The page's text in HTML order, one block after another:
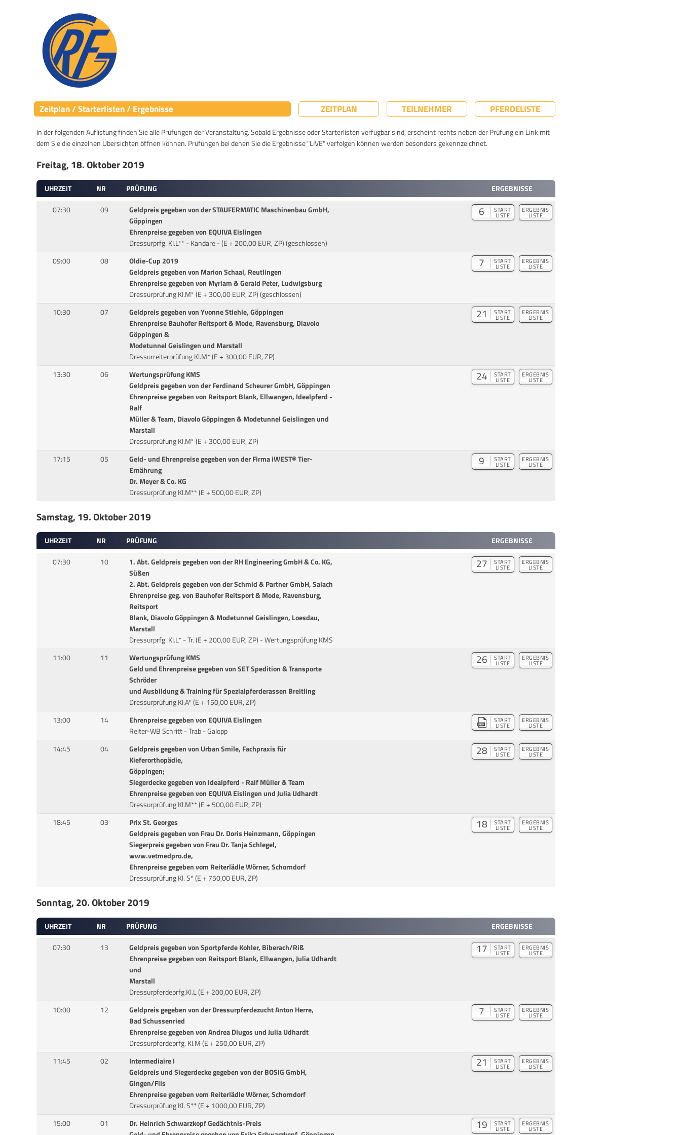
Zeitplan / Starterlisten / Ergebnisse ZEITPLAN TEILNEHMER PFERDELISTE
In der folgenden Auflistung finden Sie alle Prüfungen der Veranstaltung. Sobald Ergebnisse oder Starterlisten verfügbar sind, erscheint rechts neben der Prüfung ein Link mit
dem Sie die einzelnen Übersichten öffnen können. Prüfungen bei denen Sie die Ergebnisse "LIVE" verfolgen können werden besonders gekennzeichnet.
Freitag, 18. Oktober 2019
UHRZEIT NR PRÜFUNG
ERGEBNISSE
07:30
09
Geldpreis gegeben von der STAUFERMATIC Maschinenbau GmbH,
Göppingen
Ehrenpreise gegeben von EQUIVA Eislingen
Dressurprfg. Kl.L** - Kandare - (E + 200,00 EUR, ZP) (geschlossen)
6 START
LISTE
ERGEBNIS
LISTE
09:00 08
Oldie-Cup 2019
Geldpreis gegeben von Marion Schaal, Reutlingen
Ehrenpreise gegeben von Myriam & Gerald Peter, Ludwigsburg
Dressurprüfung Kl.M* (E + 300,00 EUR, ZP) (geschlossen)
7 START
LISTE
ERGEBNIS
LISTE
10:30 07
Geldpreis gegeben von Yvonne Stiehle, Göppingen
Ehrenpreise Bauhofer Reitsport & Mode, Ravensburg, Diavolo
Göppingen &
Modetunnel Geislingen und Marstall
Dressurreiterprüfung Kl.M* (E + 300,00 EUR, ZP)
21 START
LISTE
ERGEBNIS
LISTE
13:30 06
Wertungsprüfung KMS
Geldpreis gegeben von der Ferdinand Scheurer GmbH, Göppingen
Ehrenpreise gegeben von Reitsport Blank, Ellwangen, Idealpferd -
Ralf
Müller & Team, Diavolo Göppingen & Modetunnel Geislingen und
Marstall
Dressurprüfung Kl.M* (E + 300,00 EUR, ZP)
24 START
LISTE
ERGEBNIS
LISTE
17:15 05
Geld- und Ehrenpreise gegeben von der Firma iWEST® Tier-
Ernährung
Dr. Meyer & Co. KG
Dressurprüfung Kl.M** (E + 500,00 EUR, ZP)
9 START
LISTE
ERGEBNIS
LISTE
Samstag, 19. Oktober 2019
UHRZEIT NR PRÜFUNG
ERGEBNISSE
07:30
10
1. Abt. Geldpreis gegeben von der RH Engineering GmbH & Co. KG,
Süßen
2. Abt. Geldpreis gegeben von der Schmid & Partner GmbH, Salach
Ehrenpreise geg. von Bauhofer Reitsport & Mode, Ravensburg,
Reitsport
Blank, Diavolo Göppingen & Modetunnel Geislingen, Loesdau,
Marstall
Dressurprfg. Kl.L* - Tr. (E + 200,00 EUR, ZP) - Wertungsprüfung KMS
27 START
LISTE
ERGEBNIS
LISTE
11:00 11
Wertungsprüfung KMS
Geld und Ehrenpreise gegeben von SET Spedition & Transporte
Schröder
und Ausbildung & Training für Spezialpferderassen Breitling
Dressurprüfung Kl.A* (E + 150,00 EUR, ZP)
26 START
LISTE
ERGEBNIS
LISTE
13:00 14
Ehrenpreise gegeben von EQUIVA Eislingen
Reiter-WB Schritt - Trab - Galopp
START
LISTE
ERGEBNIS
LISTE
14:45 04
Geldpreis gegeben von Urban Smile, Fachpraxis für
Kieferorthopädie,
Göppingen;
Siegerdecke gegeben von Idealpferd - Ralf Müller & Team
Ehrenpreise gegeben von EQUIVA Eislingen und Julia Udhardt
Dressurprüfung Kl.M** (E + 500,00 EUR, ZP)
28 START
LISTE
ERGEBNIS
LISTE
18:45 03
Prix St. Georges
Geldpreis gegeben von Frau Dr. Doris Heinzmann, Göppingen
Siegerpreis gegeben von Frau Dr. Tanja Schlegel,
www.vetmedpro.de,
Ehrenpreise gegeben vom Reiterlädle Wörner, Schorndorf
Dressurprüfung Kl. S* (E + 750,00 EUR, ZP)
18 START
LISTE
ERGEBNIS
LISTE
Sonntag, 20. Oktober 2019
UHRZEIT NR PRÜFUNG
ERGEBNISSE
07:30
13
Geldpreis gegeben von Sportpferde Kohler, Biberach/Riß
Ehrenpreise gegeben von Reitsport Blank, Ellwangen, Julia Udhardt
und
Marstall
Dressurpferdeprfg.Kl.L (E + 200,00 EUR, ZP)
17 START
LISTE
ERGEBNIS
LISTE
10:00 12
Geldpreis gegeben von der Dressurpferdezucht Anton Herre,
Bad Schussenried
Ehrenpreise gegeben von Andrea Dlugos und Julia Udhardt
Dressurpferdeprfg. Kl.M (E + 250,00 EUR, ZP)
7 START
LISTE
ERGEBNIS
LISTE
11:45 02
Intermediaire I
Geldpreis und Siegerdecke gegeben von der BOSIG GmbH,
Gingen/Fils
Ehrenpreise gegeben vom Reiterlädle Wörner, Schorndorf
Dressurprüfung Kl. S** (E + 1000,00 EUR, ZP)
21 START
LISTE
ERGEBNIS
LISTE
15:00 01
Dr. Heinrich Schwarzkopf Gedächtnis-Preis
19 START
LISTE
ERGEBNIS
LISTE